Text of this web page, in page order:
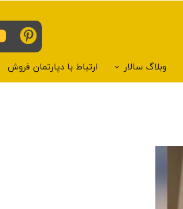
وبلاگ سالار ارتباط با دپارتمان فروش